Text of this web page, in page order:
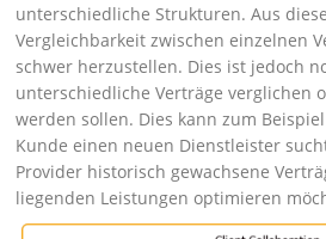
unterschiedliche Strukturen. Aus
Vergleichbarkeit zwischen einzelnen
schwer herzustellen. Dies ist jedoch
unterschiedliche Verträge verglichen
werden sollen. Dies kann zum
Kunde einen neuen Dienstleister
Provider historisch gewachsene
liegenden Leistungen optimieren